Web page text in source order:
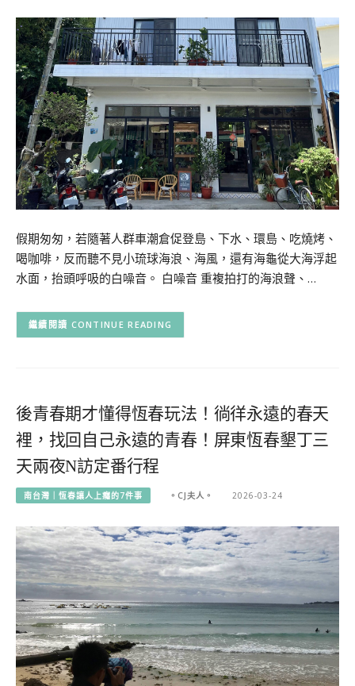
假期匆匆，若隨著人群車潮倉促登島、下水、環島、吃燒烤、
喝咖啡，反而聽不見小琉球海浪、海風，還有海龜從大海浮起
水面，抬頭呼吸的白噪音。 白噪音 重複拍打的海浪聲、…
CONTINUE READING
後青春期才懂得恆春玩法！徜徉永遠的春天
裡，找回自己永遠的青春！屏東恆春墾丁三
天兩夜N訪定番行程
南台灣｜恆春讓人上癮的7件事 。CJ夫人。 2026-03-24